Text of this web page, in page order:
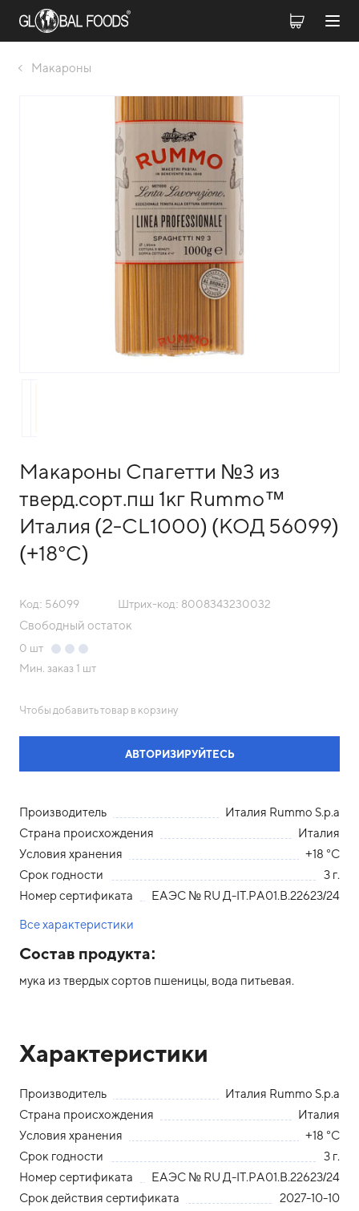
Макароны
Макароны Спагетти №3 из
тверд.сорт.пш 1кг Rummo™
Италия (2-CL1000) (КОД 56099)
(+18°С)
Код: 56099 Штрих-код: 8008343230032
Свободный остаток
0 шт
Мин. заказ 1 шт
Чтобы добавить товар в корзину
АВТОРИЗИРУЙТЕСЬ
Производитель
Италия Rummo S.p.a
Страна происхождения
Италия
Условия хранения
+18 °С
Срок годности
3 г.
Номер сертификата
ЕАЭС № RU Д-IТ.РА01.В.22623/24
Все характеристики
Состав продукта:
мука из твердых сортов пшеницы, вода питьевая.
Характеристики
Производитель
Италия Rummo S.p.a
Страна происхождения
Италия
Условия хранения
+18 °С
Срок годности
3 г.
Номер сертификата
ЕАЭС № RU Д-IТ.РА01.В.22623/24
Срок действия сертификата
2027-10-10